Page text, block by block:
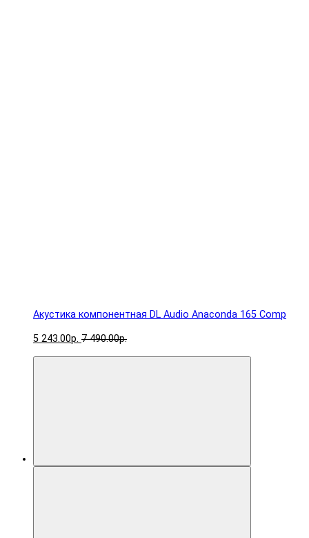
Акустика компонентная DL Audio Anaconda 165 Comp
5 243.00р. 7 490.00р.